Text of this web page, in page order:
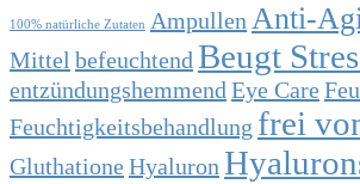
100% natürliche Zutaten AmpullenAnti-
Mittel befeuchtend Beugt
entzündungshemmendEye Care
Feuchtigkeitsbehandlung frei
GluthationeHyaluron